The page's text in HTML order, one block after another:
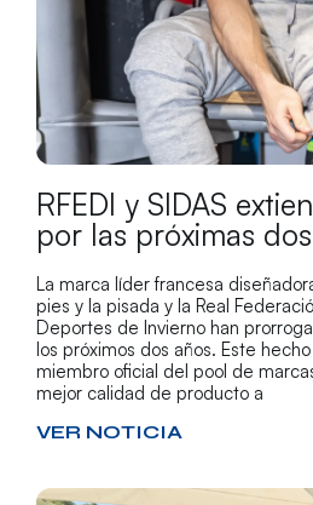
RFEDI y SIDAS
por las próximas
La marca líder francesa
pies y la pisada y la Real
Deportes de Invierno han
los próximos dos años. Este
miembro oficial del pool de
mejor calidad de producto a
VER NOTICIA